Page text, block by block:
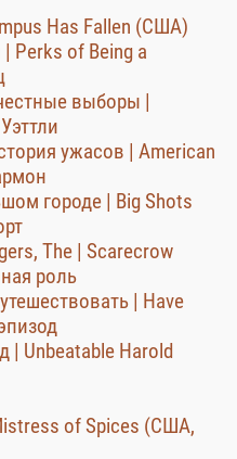
Has Fallen (США)
Perks of Being a
выборы |
ужасов | American
городе | Big Shots
The | Scarecrow
роль
| Have
| Unbeatable Harold
of Spices (США,